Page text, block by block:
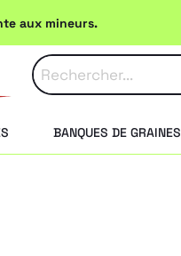
aux mineurs.
BANQUES DE GRAINES